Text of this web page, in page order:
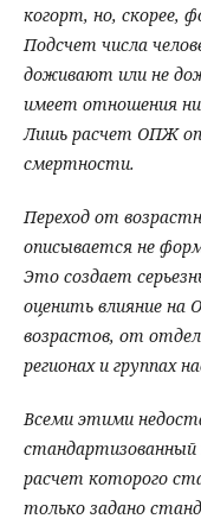
когорт, но, скорее,
Подсчет числа
доживают или не
имеет отношения ни
Лишь расчет ОПЖ
смертности.
Переход от
описывается не
Это создает
оценить влияние
возрастов, от
регионах и группах
Всеми этими
расчет которого
только задано